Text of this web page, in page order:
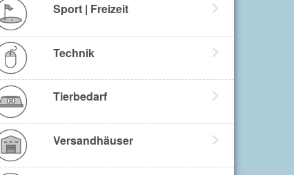
Sport | Freizeit
Technik
Tierbedarf
Versandhäuser